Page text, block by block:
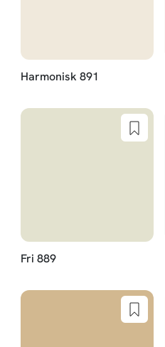
Harmonisk 891
Fri 889